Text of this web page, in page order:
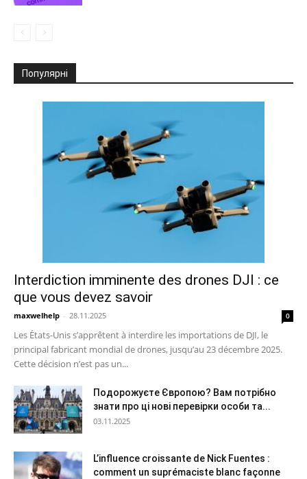
Популярні
Interdiction imminente des drones DJI : ce
que vous devez savoir
maxwelhelp - 28.11.2025 0
Les États-Unis s’apprêtent à interdire les importations de DJI, le
principal fabricant mondial de drones, jusqu’au 23 décembre 2025.
Cette décision n’est pas un...
Подорожуєте Європою? Вам потрібно
знати про ці нові перевірки особи та...
03.11.2025
L’influence croissante de Nick Fuentes :
comment un suprémaciste blanc façonne